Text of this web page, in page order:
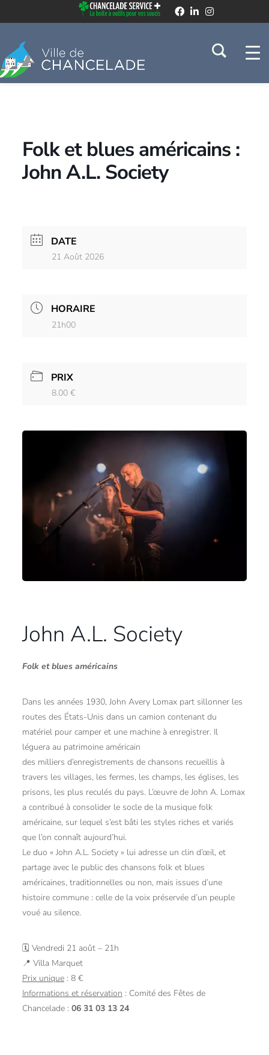
Folk et blues américains :
John A.L. Society
DATE
21 Août 2026
HORAIRE
21h00
PRIX
8.00 €
John A.L. Society
Folk et blues américains
Dans les années 1930, John Avery Lomax part sillonner les
routes des États-Unis dans un camion contenant du
matériel pour camper et une machine à enregistrer. Il
léguera au patrimoine américain
des milliers d’enregistrements de chansons recueillis à
travers les villages, les fermes, les champs, les églises, les
prisons, les plus reculés du pays. L’œuvre de John A. Lomax
a contribué à consolider le socle de la musique folk
américaine, sur lequel s’est bâti les styles riches et variés
que l’on connaît aujourd’hui.
Le duo « John A.L. Society » lui adresse un clin d’œil, et
partage avec le public des chansons folk et blues
américaines, traditionnelles ou non, mais issues d’une
histoire commune : celle de la voix préservée d’un peuple
voué au silence.
🗓 Vendredi 21 août – 21h
📍 Villa Marquet
Prix unique: 8 €
Informations et réservation : Comité des Fêtes de
Chancelade : 06 31 03 13 24